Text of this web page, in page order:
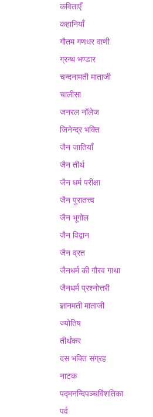
कविताएँ
कहानियाँ
गौतम गणधर वाणी
ग्रन्थ भण्डार
चन्दनामती माताजी
चालीसा
जनरल नॉलेज
जिनेन्द्र भक्ति
जैन जातियाँ
जैन तीर्थ
जैन धर्म परीक्षा
जैन पुरातत्त्व
जैन भूगोल
जैन विद्वान
जैन व्रत
जैनधर्म की गौरव गाथा
जैनधर्म प्रश्नोत्तरी
ज्ञानमती माताजी
ज्योतिष
तीर्थंकर
दस भक्ति संग्रह
नाटक
पद्मनन्दिपञ्चविंशतिका
पर्व